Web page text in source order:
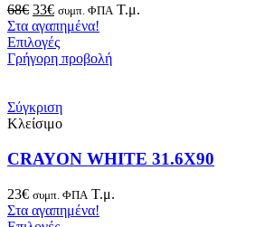
68€ Original
price
was:
68€.
33€Η
τρέχουσα
τιμή
είναι:
συμπ. ΦΠΑ Τ.μ.
Στα αγαπημένα!
Επιλογές
Γρήγορη προβολή
Σύγκριση
Κλείσιμο
CRAYON WHITE 31.6X90
23€ συμπ. ΦΠΑ Τ.μ.
Στα αγαπημένα!